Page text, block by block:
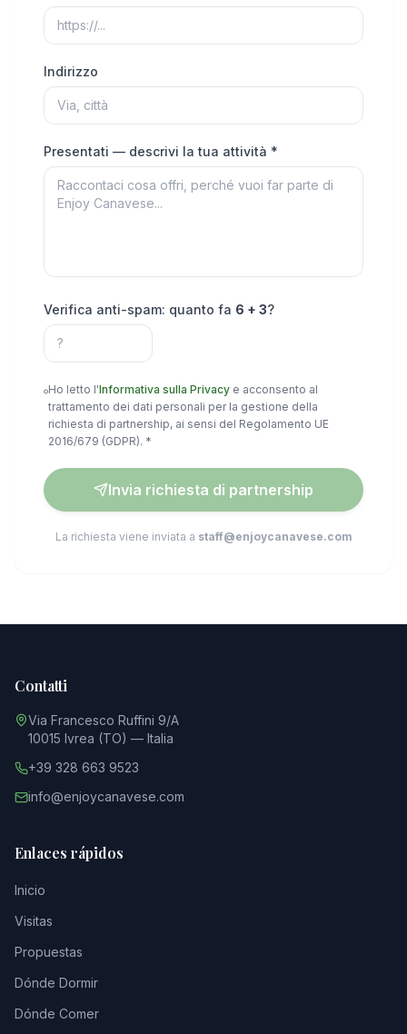
Indirizzo
Presentati — descrivi la tua attività *
Verifica anti-spam: quanto fa 6 + 3?
Ho letto l'Informativa sulla Privacy e acconsento al
trattamento dei dati personali per la gestione della
richiesta di partnership, ai sensi del Regolamento UE
2016/679 (GDPR). *
Invia richiesta di partnership
La richiesta viene inviata a staff@enjoycanavese.com
Enlaces rápidos
Inicio
Visitas
Propuestas
Dónde Dormir
Dónde Comer
Contatti
Via Francesco Ruffini 9/A
10015 Ivrea (TO) — Italia
+39 328 663 9523
info@enjoycanavese.com